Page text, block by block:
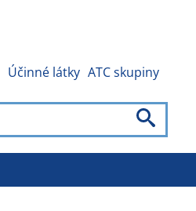
Účinné látky ATC skupiny